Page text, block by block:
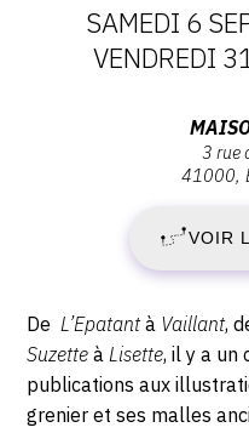
SAMEDI 6
VENDREDI
3
rue
des
Jacobins,
3 rue
41000
VOIR
Description,
horaires...
De L’Epatantà Vaillant,
Suzette à Lisette, il y a un
publications aux
grenier et ses malles